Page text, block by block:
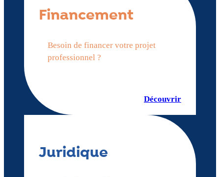
Financement
Besoin de financer votre projet
professionnel ?
Découvrir
Juridique